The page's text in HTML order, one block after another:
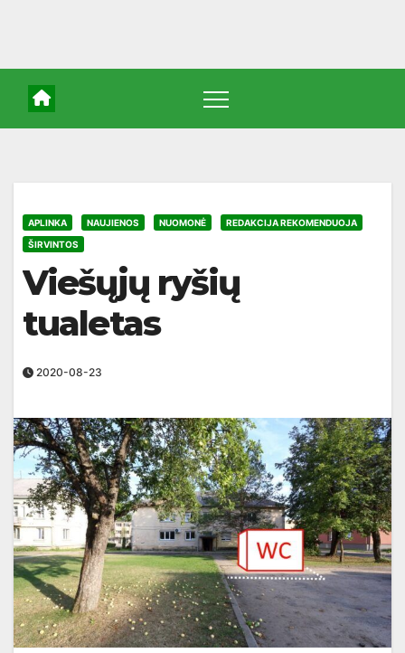
APLINKA NAUJIENOS NUOMONĖ
REDAKCIJA REKOMENDUOJA
ŠIRVINTOS
Viešųjų ryšių
tualetas
2020-08-23